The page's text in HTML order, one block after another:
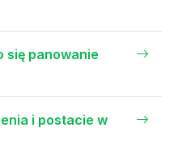
się panowanie
i postacie w